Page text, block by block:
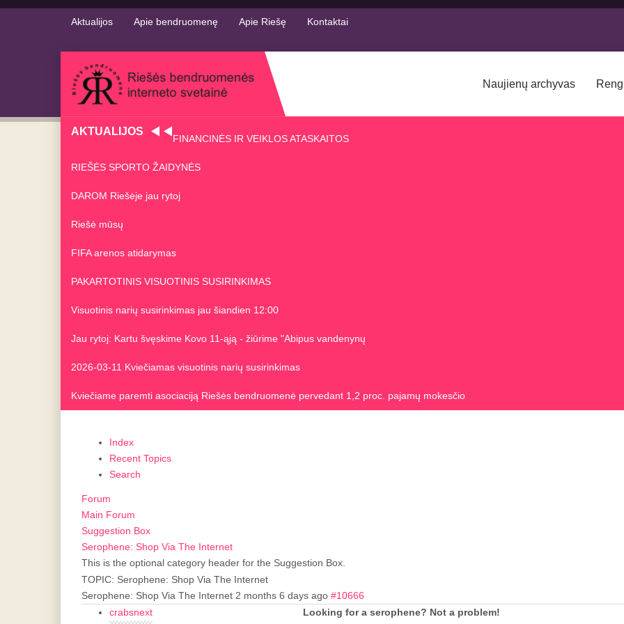
Aktualijos Apie bendruomenę Apie Riešę Kontaktai
Naujienų archyvas
AKTUALIJOS
FINANCINĖS IR VEIKLOS ATASKAITOS
RIEŠĖS SPORTO ŽAIDYNĖS
DAROM Riešėje jau rytoj
Riešė mūsų
FIFA arenos atidarymas
PAKARTOTINIS VISUOTINIS SUSIRINKIMAS
Visuotinis narių susirinkimas jau šiandien 12:00
Jau rytoj: Kartu švęskime Kovo 11-ąją - žiūrime "Abipus vandenynų
2026-03-11 Kviečiamas visuotinis narių susirinkimas
Kviečiame paremti asociaciją Riešės bendruomenė pervedant 1,2 proc. pajamų mokesčio
Index
Recent Topics
Search
Forum
Main Forum
Suggestion Box
Serophene: Shop Via The Internet
This is the optional category header for the Suggestion Box.
TOPIC: Serophene: Shop Via The Internet
Serophene: Shop Via The Internet 2 months 6 days ago #10666
crabsnext
Looking for a serophene? Not a problem!